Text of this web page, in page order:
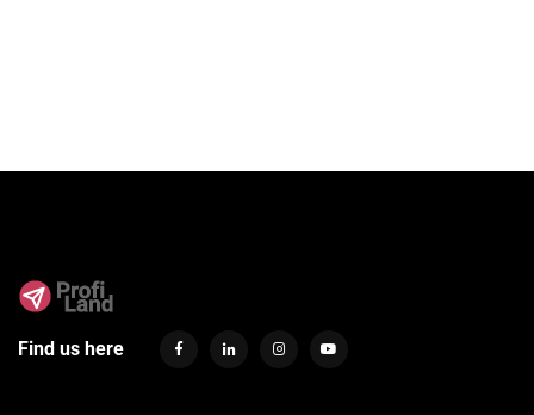
Find us here